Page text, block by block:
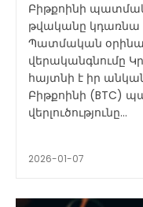
Բիթքոինի
թվականը կդառնա
Պատմական
վերականգնումը Կրիպտոարժույթների շուկան
հայտնի է իր
Բիթքոինի (BTC)
վերլուծությունը...
2026-01-07